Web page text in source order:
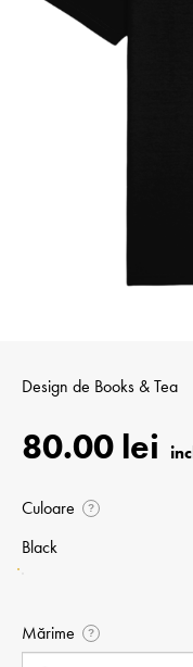
Design de Books & Tea
80.00 lei
Culoare ?
Black
Mărime ?